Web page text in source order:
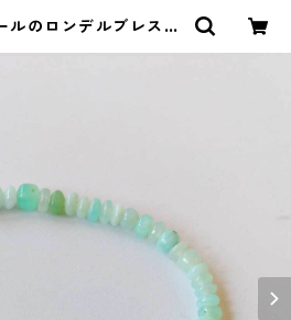
ルのロンデルブレスレ